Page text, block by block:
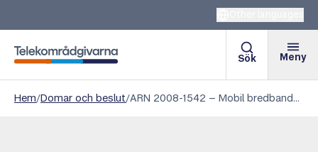
Telekområdgivarna
Sök Meny
Hem/Domar och beslut/ ARN 2008-1542 – Mobil bredbandsuppkoppling vid landsgräns